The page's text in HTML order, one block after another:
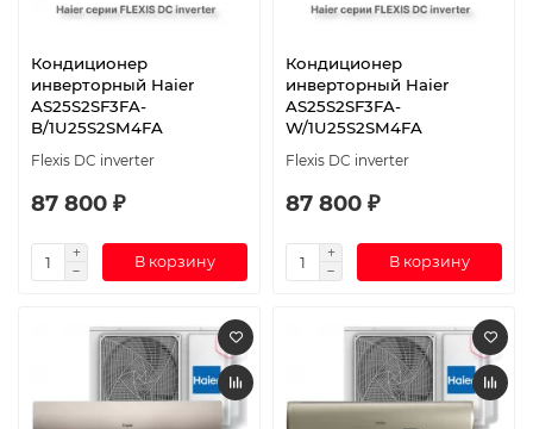
Кондиционер
инверторный Haier
AS25S2SF3FA-
B/1U25S2SM4FA
Flexis DC inverter
87 800 ₽
В корзину
Кондиционер
инверторный Haier
AS25S2SF3FA-
W/1U25S2SM4FA
Flexis DC inverter
87 800 ₽
В корзину